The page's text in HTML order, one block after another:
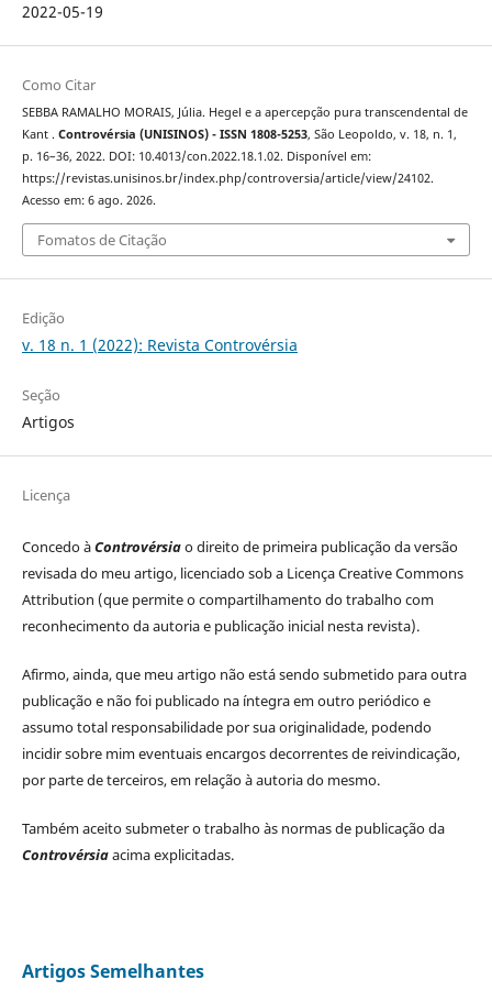
2022-05-19
Como Citar
SEBBA RAMALHO MORAIS, Júlia. Hegel e a apercepção pura transcendental de
Kant . Controvérsia (UNISINOS) - ISSN 1808-5253, São Leopoldo, v. 18, n. 1,
p. 16–36, 2022. DOI: 10.4013/con.2022.18.1.02. Disponível em:
https://revistas.unisinos.br/index.php/controversia/article/view/24102.
Acesso em: 6 ago. 2026.
Fomatos de Citação
Edição
v. 18 n. 1 (2022): Revista Controvérsia
Seção
Artigos
Licença
Concedo àControvérsiao direito de primeira publicação da versão
revisada do meu artigo, licenciado sob a Licença Creative Commons
Attribution (que permite o compartilhamento do trabalho com
reconhecimento da autoria e publicação inicial nesta revista).
Afirmo, ainda, que meu artigo não está sendo submetido para outra
publicação e não foi publicado na íntegra em outro periódico e
assumo total responsabilidade por sua originalidade, podendo
incidir sobre mim eventuais encargos decorrentes de reivindicação,
por parte de terceiros, em relação à autoria do mesmo.
Também aceito submeter o trabalho às normas de publicação da
Controvérsiaacima explicitadas.
Artigos Semelhantes